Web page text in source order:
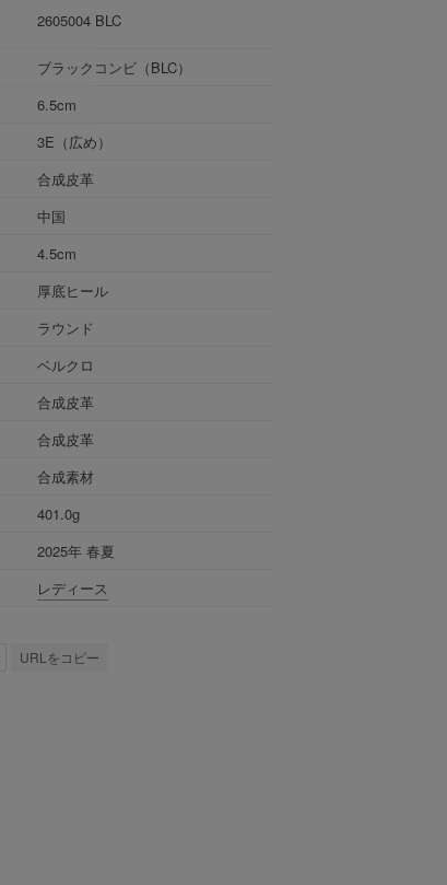
2605004 BLC
ブラックコンビ（BLC）
6.5cm
3E（広め）
合成皮革
中国
4.5cm
厚底ヒール
ラウンド
ベルクロ
合成皮革
合成皮革
合成素材
401.0g
2025年 春夏
レディース
URLをコピー